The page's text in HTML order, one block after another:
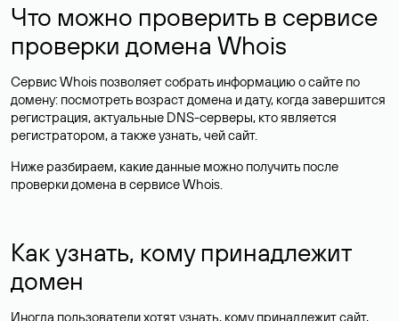
Что можно проверить в сервисе
проверки домена Whois
Сервис Whois позволяет собрать информацию о сайте по
домену: посмотреть возраст домена и дату, когда завершится
регистрация, актуальные DNS-серверы, кто является
регистратором, а также узнать, чей сайт.
Ниже разбираем, какие данные можно получить после
проверки домена в сервисе Whois.
Как узнать, кому принадлежит
домен
Иногда пользователи хотят узнать, кому принадлежит сайт,